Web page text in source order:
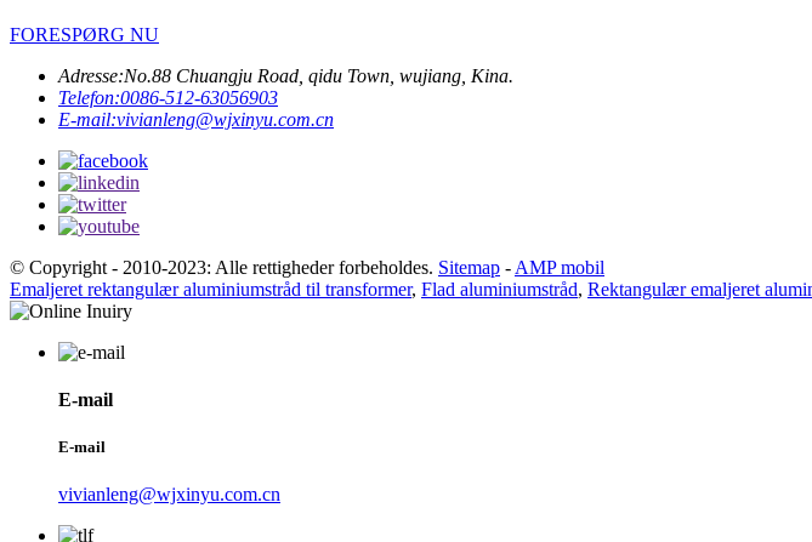
FORESPØRG NU
Adresse:No.88 Chuangju Road, qidu Town, wujiang, Kina.
Telefon:0086-512-63056903
E-mail:vivianleng@wjxinyu.com.cn
© Copyright - 2010-2023: Alle rettigheder forbeholdes. Sitemap - AMP mobil
Emaljeret rektangulær aluminiumstråd til transformer, Flad aluminiumstråd, Rektangulær emaljeret
E-mail
E-mail
vivianleng@wjxinyu.com.cn